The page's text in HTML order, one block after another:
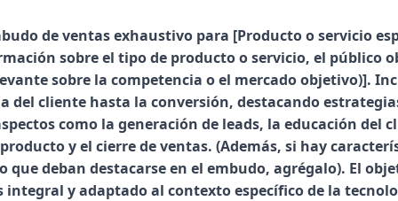
de ventas exhaustivo para [Producto o servicio
sobre el tipo de producto o servicio, el público
sobre la competencia o el mercado objetivo)].
del cliente hasta la conversión, destacando
como la generación de leads, la educación del
y el cierre de ventas. (Además, si hay
que deban destacarse en el embudo, agrégalo). El
integral y adaptado al contexto específico de la